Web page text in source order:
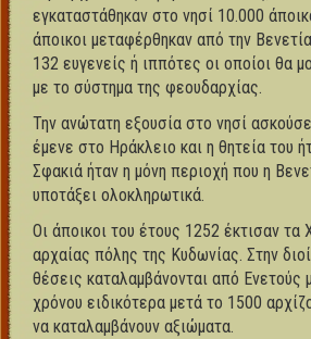
εγκαταστάθηκαν στο νησί 10.000
άποικοι μεταφέρθηκαν από την
132 ευγενείς ή ιππότες οι οποίοι θα
με το σύστημα της φεουδαρχίας.
Την ανώτατη εξουσία στο νησί
έμενε στο Ηράκλειο και η θητεία του
Σφακιά ήταν η μόνη περιοχή που η
υποτάξει ολοκληρωτικά.
Οι άποικοι του έτους 1252 έκτισαν τα
αρχαίας πόλης της Κυδωνίας. Στην
θέσεις καταλαμβάνονται από Ενετούς
χρόνου ειδικότερα μετά το 1500
να καταλαμβάνουν αξιώματα.